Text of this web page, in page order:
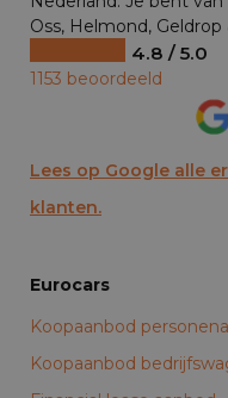
Oss, Helmond, Geldrop
4.8 / 5.0
1153 beoordeeld
Lees op Google alle
klanten.
Eurocars
Koopaanbod
Koopaanbod